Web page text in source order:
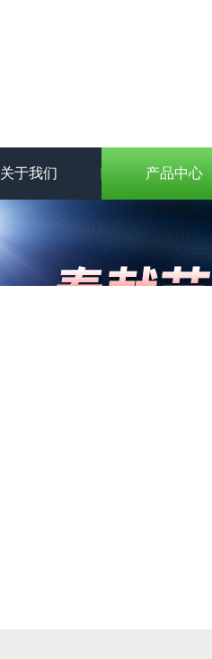
关于我们 产品中心